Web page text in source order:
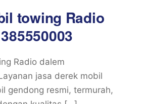
towing Radio
Radio dalem
jasa derek mobil
gendong resmi, termurah,